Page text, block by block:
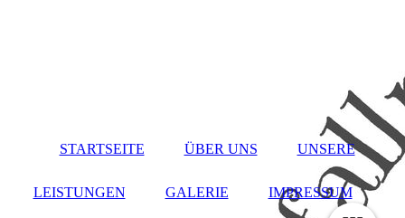
STARTSEITE ÜBER UNS UNSERE
LEISTUNGEN GALERIE IMPRESSUM